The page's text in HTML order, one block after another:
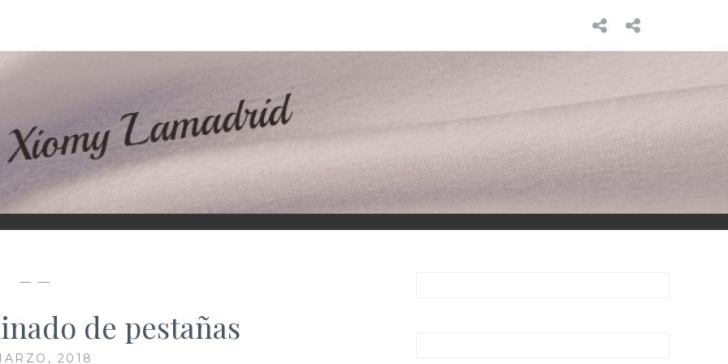
INICIO
— —
de pestañas
2018